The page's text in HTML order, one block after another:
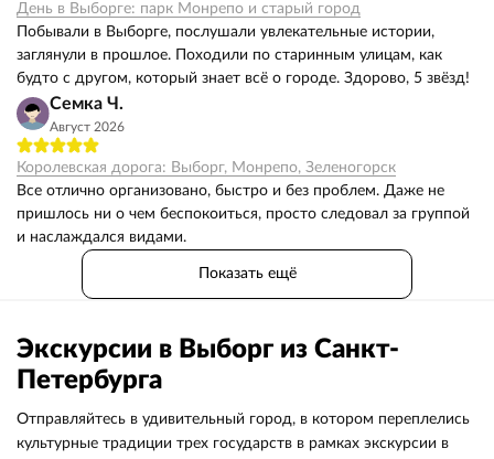
День в Выборге: парк Монрепо и старый город
Побывали в Выборге, послушали увлекательные истории,
заглянули в прошлое. Походили по старинным улицам, как
будто с другом, который знает всё о городе. Здорово, 5 звёзд!
Семка Ч.
Август 2026
Королевская дорога: Выборг, Монрепо, Зеленогорск
Все отлично организовано, быстро и без проблем. Даже не
пришлось ни о чем беспокоиться, просто следовал за группой
и наслаждался видами.
Показать ещё
Экскурсии в Выборг из Санкт-
Петербурга
Отправляйтесь в удивительный город, в котором переплелись
культурные традиции трех государств в рамках экскурсии в